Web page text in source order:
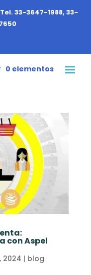
Tel. 33-3647-1988, 33-
0 elementos
con Aspel
2024 | blog